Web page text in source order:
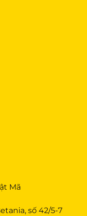
Mã
số 42/5-7